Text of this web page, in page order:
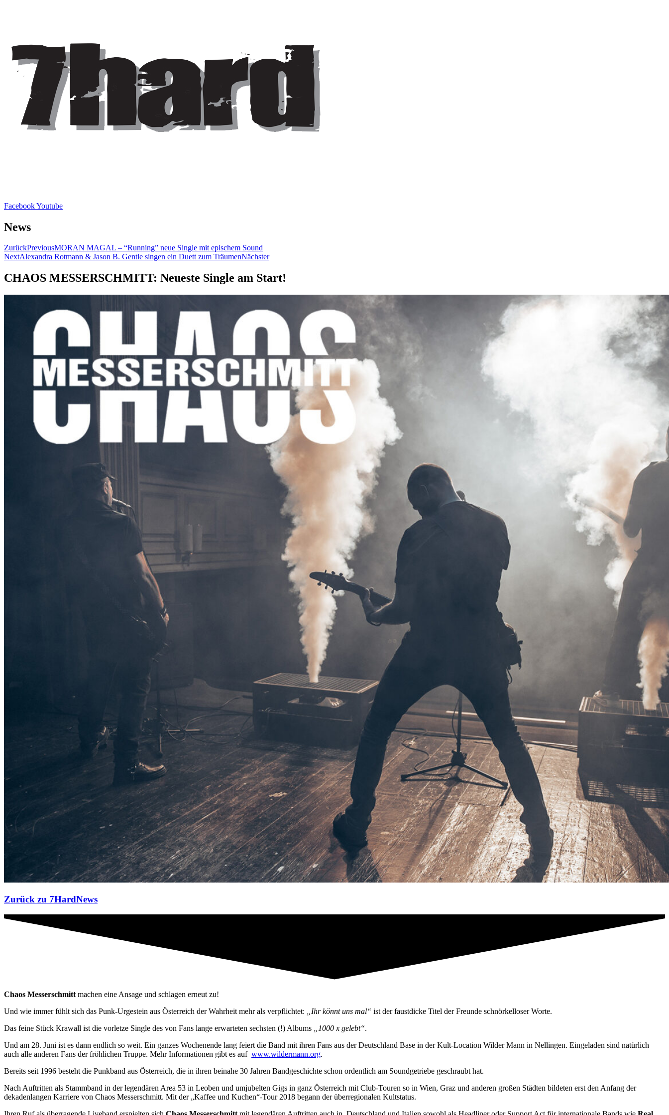
FacebookYoutube
News
ZurückPreviousMORAN MAGAL – “Running” neue Single mit epischem Sound
NextAlexandra Rotmann & Jason B. Gentle singen ein Duett zum TräumenNächster
CHAOS MESSERSCHMITT: Neueste Single am Start!
Zurück zu 7HardNews
Chaos Messerschmittmachen eine Ansage und schlagen erneut zu!
Und wie immer fühlt sich das Punk-Urgestein aus Österreich der Wahrheit mehr als verpflichtet: „Ihr könnt uns mal“ ist der faustdicke Titel der Freunde schnörkelloser Worte.
Das feine Stück Krawall ist die vorletze Single des von Fans lange erwarteten sechsten (!) Albums „1000 x gelebt“.
Und am 28. Juni ist es dann endlich so weit. Ein ganzes Wochenende lang feiert die Band mit ihren Fans aus der Deutschland Base in der Kult-Location Wilder Mann in Nellingen. Eingeladen sind natürlich
auch alle anderen Fans der fröhlichen Truppe. Mehr Informationen gibt es auf www.wildermann.org.
Bereits seit 1996 besteht die Punkband aus Österreich, die in ihren beinahe 30 Jahren Bandgeschichte schon ordentlich am Soundgetriebe geschraubt hat.
Nach Auftritten als Stammband in der legendären Area 53 in Leoben und umjubelten Gigs in ganz Österreich mit Club-Touren so in Wien, Graz und anderen großen Städten bildeten erst den Anfang der
dekadenlangen Karriere von Chaos Messerschmitt. Mit der „Kaffee und Kuchen“-Tour 2018 begann der überregionalen Kultstatus.